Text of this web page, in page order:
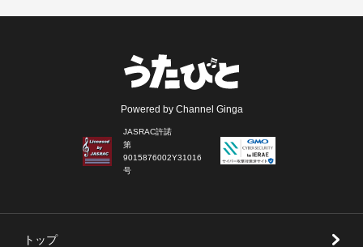
Powered by Channel Ginga
JASRAC許諾
第
9015876002Y31016
号
トップ